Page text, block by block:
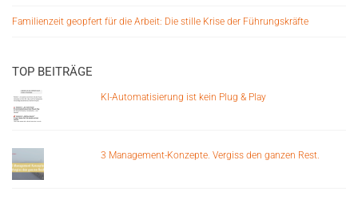
Familienzeit geopfert für die Arbeit: Die stille Krise der Führungskräfte
TOP BEITRÄGE
KI-Automatisierung ist kein Plug & Play
3 Management-Konzepte. Vergiss den ganzen Rest.